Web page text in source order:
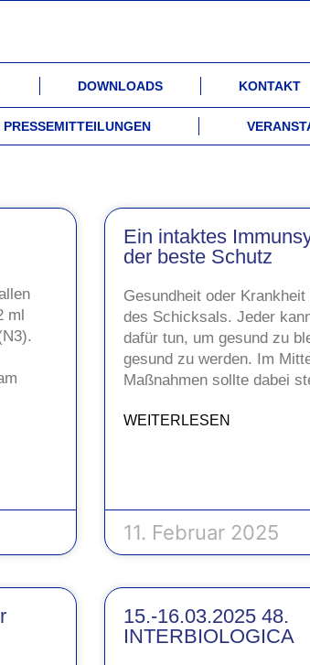
DOWNLOADS KONTAKT
PRESSEMITTEILUNGEN
ml
Ein intaktes
der beste Schutz
Gesundheit oder
des Schicksals. Jeder
dafür tun, um gesund zu
gesund zu werden. Im
Maßnahmen sollte dabei
WEITERLESEN
11. Februar 2025
15.-16.03.2025 48.
INTERBIOLOGICA